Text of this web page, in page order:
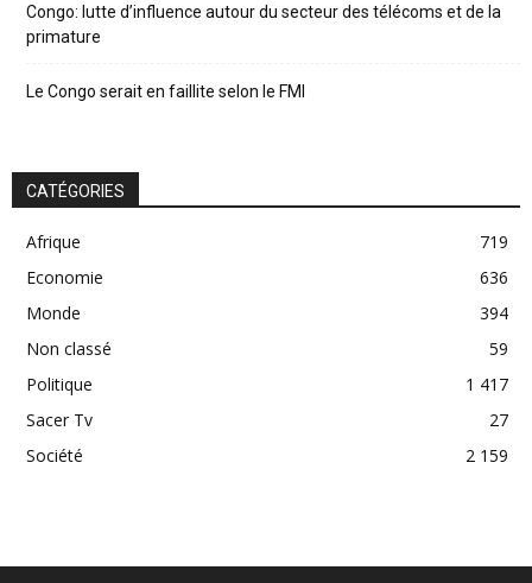
Congo: lutte d’influence autour du secteur des télécoms et de la
primature
Le Congo serait en faillite selon le FMI
CATÉGORIES
Afrique
719
Economie
636
Monde
394
Non classé
59
Politique
1 417
Sacer Tv
27
Société
2 159